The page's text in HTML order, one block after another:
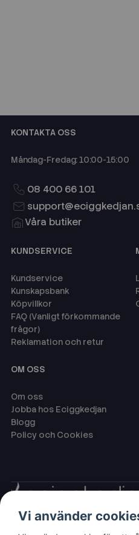
KONTAKTA OSS
Måndag-Fredag: 10:00-15:00
08 400 66 101
Våra butiker
KUNDSERVICE
Kundservice
Kunskapsbank
Köpvillkor
FAQ (Vanligt förkommande
frågor)
Reklamation och retur
OM OSS
Om oss
Jobba hos Eciggkedjan
Blogg
Policy och Cookies
Vi använder